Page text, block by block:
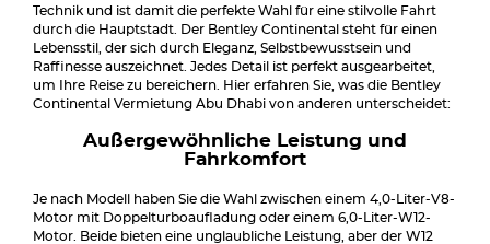
Technik und ist damit die perfekte Wahl für eine stilvolle Fahrt
durch die Hauptstadt. Der Bentley Continental steht für einen
Lebensstil, der sich durch Eleganz, Selbstbewusstsein und
Raffinesse auszeichnet. Jedes Detail ist perfekt ausgearbeitet,
um Ihre Reise zu bereichern. Hier erfahren Sie, was die Bentley
Continental Vermietung Abu Dhabi von anderen unterscheidet:
Außergewöhnliche Leistung und
Fahrkomfort
Je nach Modell haben Sie die Wahl zwischen einem 4,0-Liter-V8-
Motor mit Doppelturboaufladung oder einem 6,0-Liter-W12-
Motor. Beide bieten eine unglaubliche Leistung, aber der W12